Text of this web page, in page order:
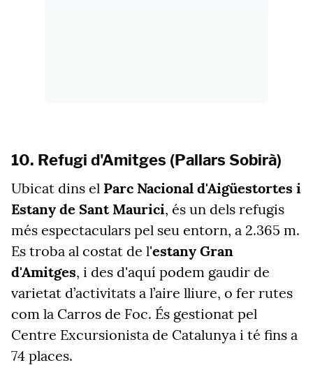
10. Refugi d'Amitges (Pallars Sobirà)
Ubicat dins el Parc Nacional d'Aigüestortes i
Estany de Sant Maurici, és un dels refugis
més espectaculars pel seu entorn, a 2.365 m.
Es troba al costat de l'estany Gran
d'Amitges, i des d'aquí podem gaudir de
varietat d’activitats a l’aire lliure, o fer rutes
com la Carros de Foc. És gestionat pel
Centre Excursionista de Catalunya i té fins a
74 places.